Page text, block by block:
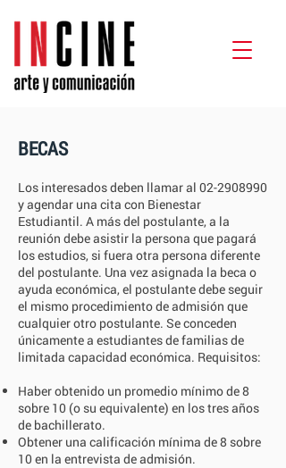
BECAS
Los interesados deben llamar al 02-2908990
y agendar una cita con Bienestar
Estudiantil. A más del postulante, a la
reunión debe asistir la persona que pagará
los estudios, si fuera otra persona diferente
del postulante. Una vez asignada la beca o
ayuda económica, el postulante debe seguir
el mismo procedimiento de admisión que
cualquier otro postulante. Se conceden
únicamente a estudiantes de familias de
limitada capacidad económica. Requisitos:
Haber obtenido un promedio mínimo de 8
sobre 10 (o su equivalente) en los tres años
de bachillerato.
Obtener una calificación mínima de 8 sobre
10 en la entrevista de admisión.